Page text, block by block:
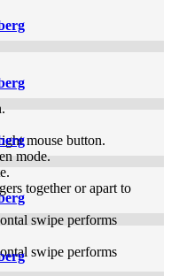
mouse button.
mode.
together or apart to
swipe performs
swipe performs